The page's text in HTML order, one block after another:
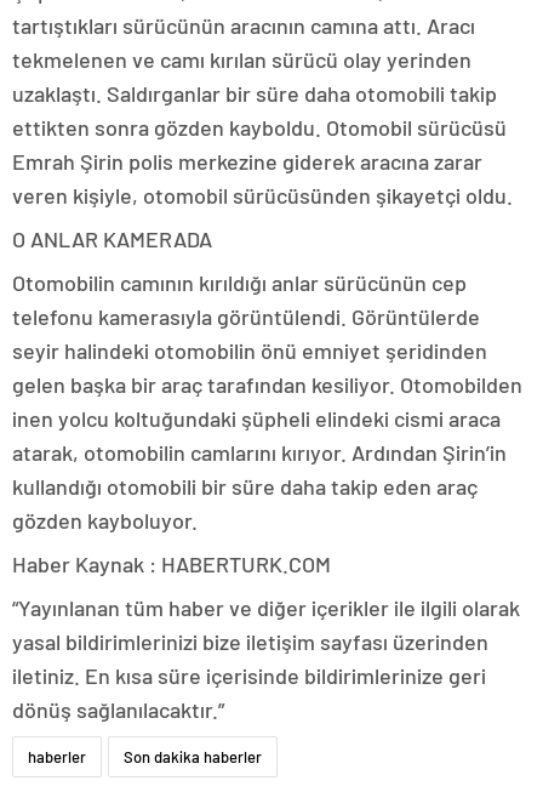
tartıştıkları sürücünün aracının camına attı. Aracı
tekmelenen ve camı kırılan sürücü olay yerinden
uzaklaştı. Saldırganlar bir süre daha otomobili takip
ettikten sonra gözden kayboldu. Otomobil sürücüsü
Emrah Şirin polis merkezine giderek aracına zarar
veren kişiyle, otomobil sürücüsünden şikayetçi oldu.
O ANLAR KAMERADA
Otomobilin camının kırıldığı anlar sürücünün cep
telefonu kamerasıyla görüntülendi. Görüntülerde
seyir halindeki otomobilin önü emniyet şeridinden
gelen başka bir araç tarafından kesiliyor. Otomobilden
inen yolcu koltuğundaki şüpheli elindeki cismi araca
atarak, otomobilin camlarını kırıyor. Ardından Şirin’in
kullandığı otomobili bir süre daha takip eden araç
gözden kayboluyor.
Haber Kaynak : HABERTURK.COM
“Yayınlanan tüm haber ve diğer içerikler ile ilgili olarak
yasal bildirimlerinizi bize iletişim sayfası üzerinden
iletiniz. En kısa süre içerisinde bildirimlerinize geri
dönüş sağlanılacaktır.”
haberler Son dakika haberler